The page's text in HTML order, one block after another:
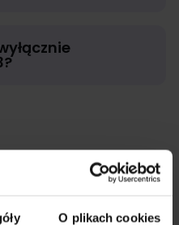
O plikach cookies
i kiedy jest